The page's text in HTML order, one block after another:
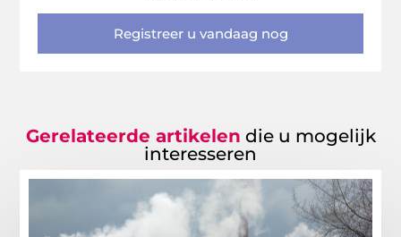
Registreer u vandaag nog
Gerelateerde artikelen die u mogelijk
interesseren